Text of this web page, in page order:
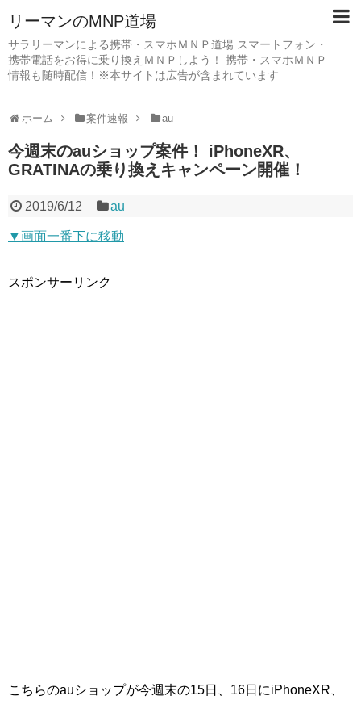
リーマンのMNP道場
サラリーマンによる携帯・スマホＭＮＰ道場 スマートフォン・
携帯電話をお得に乗り換えＭＮＰしよう！ 携帯・スマホＭＮＰ
情報も随時配信！※本サイトは広告が含まれています
ホーム 案件速報 au
今週末のauショップ案件！ iPhoneXR、
GRATINAの乗り換えキャンペーン開催！
2019/6/12 au
▼画面一番下に移動
スポンサーリンク
こちらのauショップが今週末の15日、16日にiPhoneXR、